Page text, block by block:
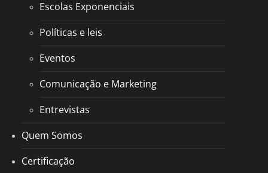
Escolas Exponenciais
Políticas e leis
Eventos
Comunicação e Marketing
Entrevistas
Quem Somos
Certificação